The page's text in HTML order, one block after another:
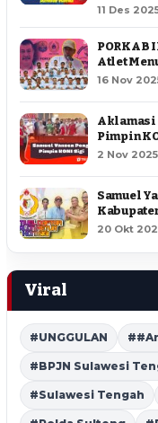
11 Des
PORKAB
Atlet
16 Nov
Aklamasi
Pimpin
2 Nov 2025
Samuel
20 Okt
Viral
#UNGGULAN
#BPJN Sulawesi
#Sulawesi Tengah